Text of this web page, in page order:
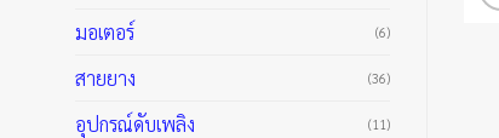
มอเตอร์ (6)
สายยาง (36)
อุปกรณ์ดับเพลิง (11)